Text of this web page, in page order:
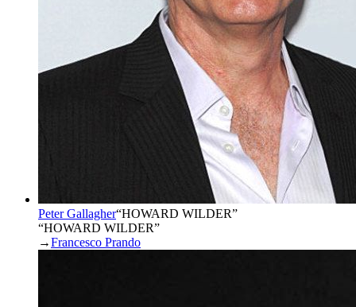
Peter Gallagher“HOWARD WILDER”
“HOWARD WILDER”
→Francesco Prando